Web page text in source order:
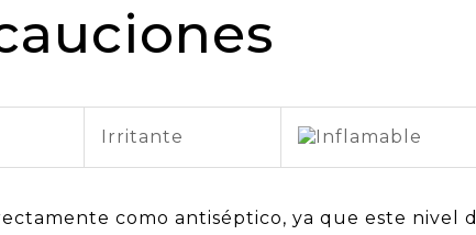
Irritante
como antiséptico, ya que este